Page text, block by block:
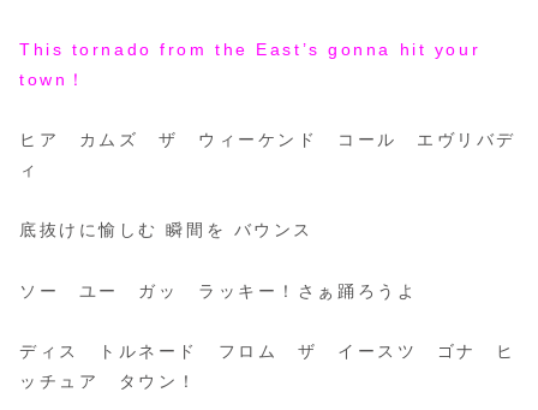
This tornado from the East’s gonna hit your
town！
ヒア カムズ ザ ウィーケンド コール エヴリバデ
ィ
底抜けに愉しむ 瞬間を バウンス
ソー ユー ガッ ラッキー！さぁ踊ろうよ
ディス トルネード フロム ザ イースツ ゴナ ヒ
ッチュア タウン！